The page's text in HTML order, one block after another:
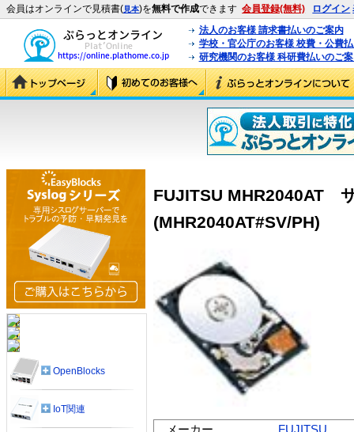
会員はオンラインで見積書(見本)を無料で作成できます 会員登録(無料) ログイン
法人のお客様 請求書払いのご案内
学校・官公庁のお客様 校費・公費
研究機関のお客様 科研費払いのご
FUJITSU MHR2040AT
(MHR2040AT#SV/PH)
メーカー
FUJITSU
OpenBlocks
IoT関連